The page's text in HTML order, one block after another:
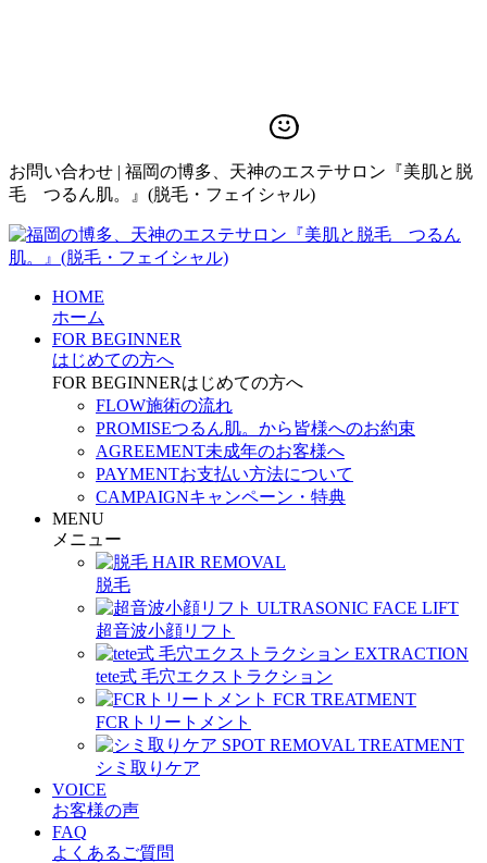
お問い合わせ | 福岡の博多、天神のエステサロン『美肌と脱
毛 つるん肌。』(脱毛・フェイシャル)
HOME
ホーム
FOR BEGINNER
はじめての方へ
FOR BEGINNERはじめての方へ
FLOW施術の流れ
PROMISEつるん肌。から皆様へのお約束
AGREEMENT未成年のお客様へ
PAYMENTお支払い方法について
CAMPAIGNキャンペーン・特典
MENU
メニュー
HAIR REMOVAL
脱毛
ULTRASONIC FACE LIFT
超音波小顔リフト
EXTRACTION
tete式 毛穴エクストラクション
FCR TREATMENT
FCRトリートメント
SPOT REMOVAL TREATMENT
シミ取りケア
VOICE
お客様の声
FAQ
よくあるご質問